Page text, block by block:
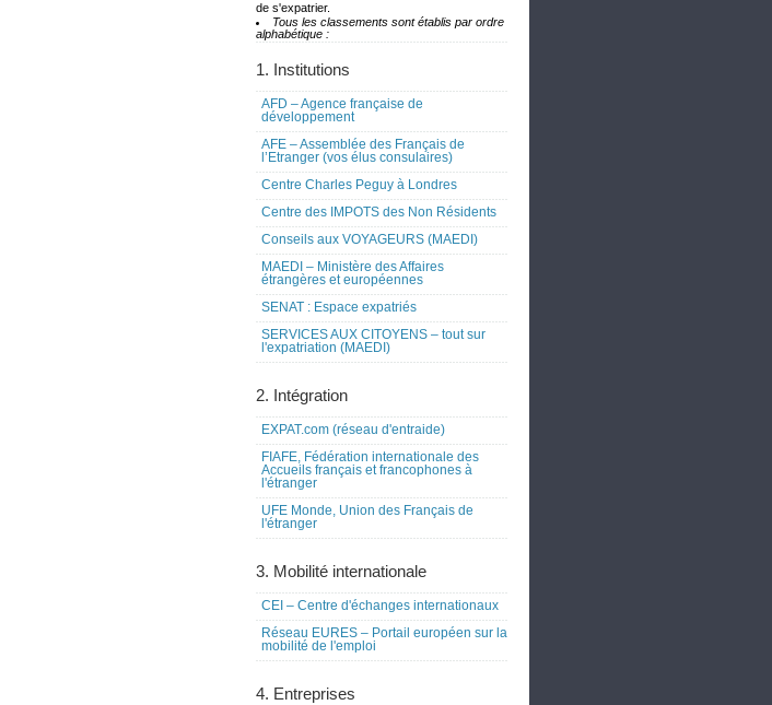
de s'expatrier.
Tous les classements sont établis par ordre
alphabétique :
1. Institutions
AFD – Agence française de
développement
AFE – Assemblée des Français de
l’Etranger (vos élus consulaires)
Centre Charles Peguy à Londres
Centre des IMPOTS des Non Résidents
Conseils aux VOYAGEURS (MAEDI)
MAEDI – Ministère des Affaires
étrangères et européennes
SENAT : Espace expatriés
SERVICES AUX CITOYENS – tout sur
l'expatriation (MAEDI)
2. Intégration
EXPAT.com (réseau d'entraide)
FIAFE, Fédération internationale des
Accueils français et francophones à
l'étranger
UFE Monde, Union des Français de
l'étranger
3. Mobilité internationale
CEI – Centre d'échanges internationaux
Réseau EURES – Portail européen sur la
mobilité de l'emploi
4. Entreprises